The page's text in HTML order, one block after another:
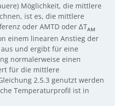
Möglichkeit, die mittlere
ist es, die mittlere
oder AMTD oder ∆TAM
einem linearen Anstieg der
und ergibt für eine
normalerweise einen
für die mittlere
2.5.3 genutzt werden
Temperaturprofil ist in